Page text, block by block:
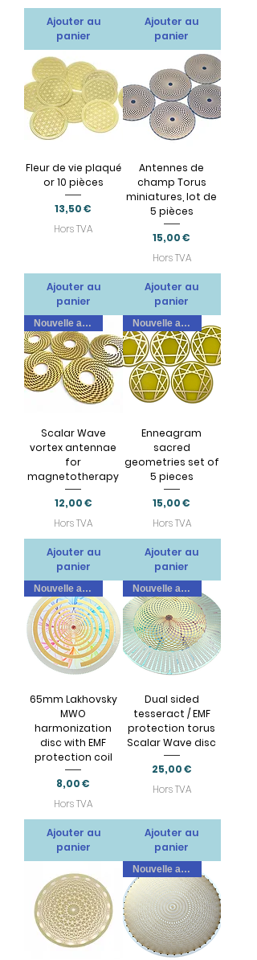
Ajouter au
panier
Ajouter au
panier
Fleur de vie plaqué
or 10 pièces
Prix
13,50 €
Hors TVA
Ajouter au
panier
Antennes de
champ Torus
miniatures, lot de
5 pièces
Prix
15,00 €
Hors TVA
Ajouter au
panier
Nouvelle arrivee
Scalar Wave
vortex antennae
for
magnetotherapy
Prix
12,00 €
Hors TVA
Ajouter au
panier
Nouvelle arrivee
Enneagram
sacred
geometries set of
5 pieces
Prix
15,00 €
Hors TVA
Ajouter au
panier
Nouvelle arrivee
65mm Lakhovsky
MWO
harmonization
disc with EMF
protection coil
Prix
8,00 €
Hors TVA
Ajouter au
panier
Nouvelle arrivee
Dual sided
tesseract / EMF
protection torus
Scalar Wave disc
Prix
25,00 €
Hors TVA
Ajouter au
panier
Nouvelle arrivee